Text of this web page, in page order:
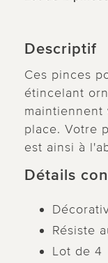
Descriptif
Ces pinces
étincelant
place. Votre
est ainsi à
Détails
Résiste
Lot de 4